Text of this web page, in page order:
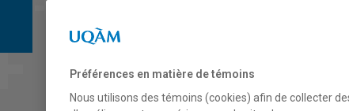
COURS
Description Horaire -
Préférences en matière de témoins
Nous utilisons des témoins (cookies) afin de collecter